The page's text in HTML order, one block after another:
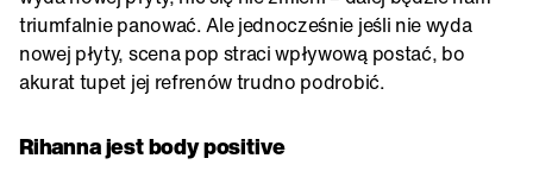
triumfalnie panować. Ale jednocześnie jeśli nie wyda
nowej płyty, scena pop straci wpływową postać, bo
akurat tupet jej refrenów trudno podrobić.
Rihanna jest body positive